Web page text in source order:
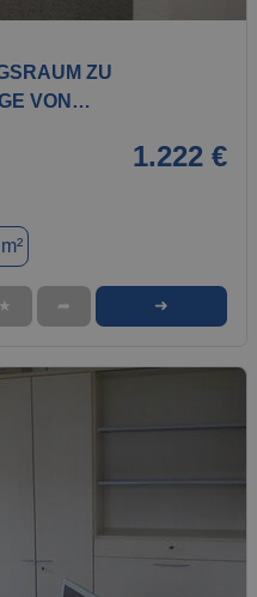
ZU
VON…
1.222 €
★ ➦ ➜